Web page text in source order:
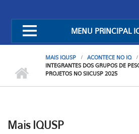
MENU PRINCIPAL
MAIS IQUSP ACONTECE NO IQ
INTEGRANTES DOS GRUPOS DE
PROJETOS NO SIICUSP 2025
Mais IQUSP